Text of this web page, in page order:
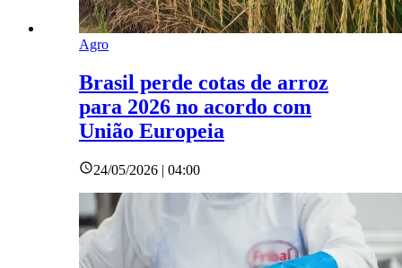
Agro
Brasil perde cotas de arroz
para 2026 no acordo com
União Europeia
24/05/2026 | 04:00